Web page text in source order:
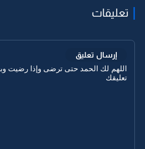
تعليقات
إرسال تعليق
اللهم لك الحمد حتى ترضى وإذا رضيت
تعليقك